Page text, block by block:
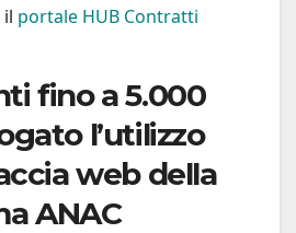
il portale HUB Contratti
fino a 5.000
l’utilizzo
web della
ANAC